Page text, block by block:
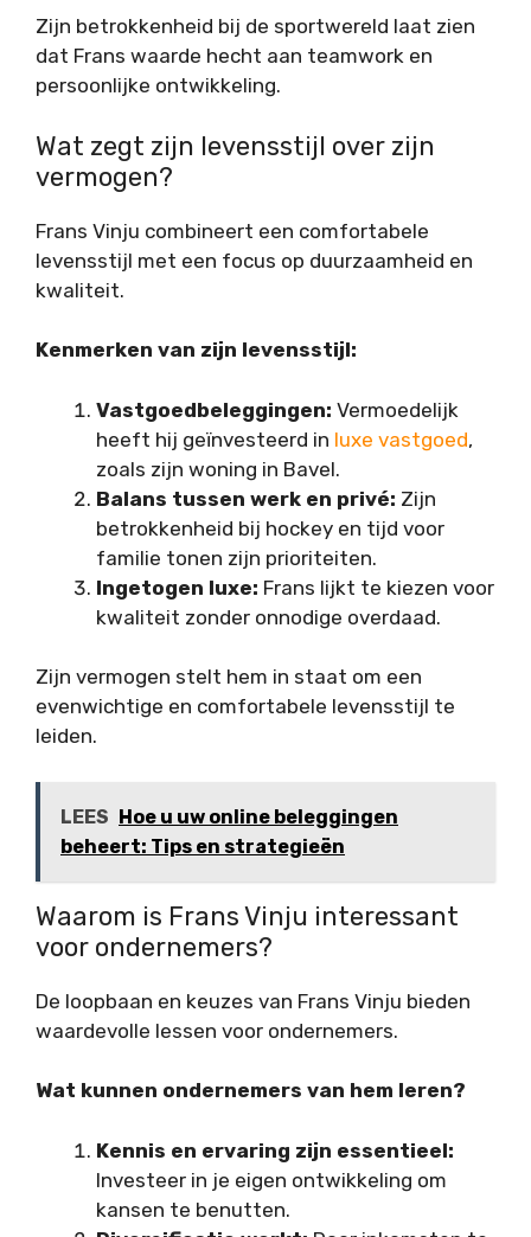
Zijn betrokkenheid bij de sportwereld laat zien
dat Frans waarde hecht aan teamwork en
persoonlijke ontwikkeling.
Wat zegt zijn levensstijl over zijn
vermogen?
Frans Vinju combineert een comfortabele
levensstijl met een focus op duurzaamheid en
kwaliteit.
Kenmerken van zijn levensstijl:
Vastgoedbeleggingen: Vermoedelijk
heeft hij geïnvesteerd in luxe vastgoed,
zoals zijn woning in Bavel.
Balans tussen werk en privé: Zijn
betrokkenheid bij hockey en tijd voor
familie tonen zijn prioriteiten.
Ingetogen luxe: Frans lijkt te kiezen voor
kwaliteit zonder onnodige overdaad.
Zijn vermogen stelt hem in staat om een
evenwichtige en comfortabele levensstijl te
leiden.
LEES Hoe u uw online beleggingen
beheert: Tips en strategieën
Waarom is Frans Vinju interessant
voor ondernemers?
De loopbaan en keuzes van Frans Vinju bieden
waardevolle lessen voor ondernemers.
Wat kunnen ondernemers van hem leren?
Kennis en ervaring zijn essentieel:
Investeer in je eigen ontwikkeling om
kansen te benutten.